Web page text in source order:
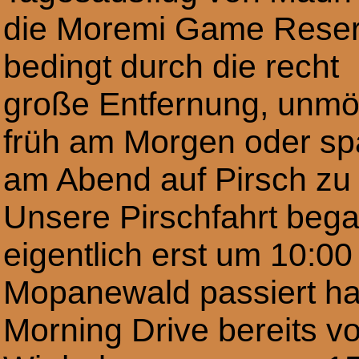
die Moremi Game
bedingt durch die recht
große Entfernung,
früh am Morgen oder
am Abend auf Pirsch
Unsere Pirschfahrt
eigentlich erst um
Mopanewald passiert
Morning Drive bereits